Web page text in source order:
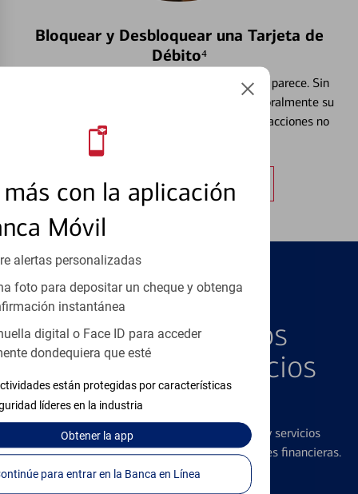
con la aplicación
Móvil
alertas personalizadas
foto para depositar un cheque y obtenga
instantánea
digital o Face ID para acceder
dondequiera que esté
están protegidas por características
líderes en la industria
Obtenerla app
Continúe para entrar en la Banca en Línea
Bloquear y Desbloquear una Tarjeta de
Débito⁴
Extraviar una tarjeta es más común de lo que parece. Sin
embargo, puede bloquear y desbloquear temporalmente su
tarjeta de débito para ayudar a prevenir transacciones no
Obtener más información
PRODUCTOS DESTACADOS
Explore Nuestros
Productos y Servicios
Destacados
Ofrecemos una amplia gama de productos y servicios
diseñados para ayudar con todas sus necesidades financieras.